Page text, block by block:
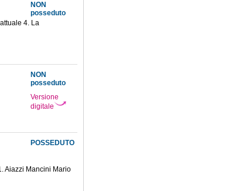
NON
posseduto
4. La
NON
posseduto
Versione
digitale
POSSEDUTO
Aiazzi Mancini Mario